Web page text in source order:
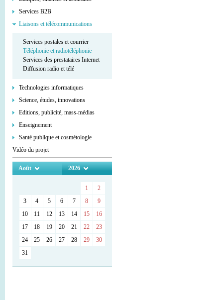
Services В2В
Liaisons et télécommunications
Services postales et courrier
Téléphonie et radiotéléphonie
Services des prestataires Internet
Diffusion radio et télé
Technologies informatiques
Science, études, innovations
Editions, publicité, mass-médias
Enseignement
Santé publique et cosmétologie
Vidéo du projet
Août 2026
1
2
3
4 5 6 7 8
9
10
11 12 13 14 15
16
17
18 19 20 21 22
23
24
25 26 27 28 29
30
31